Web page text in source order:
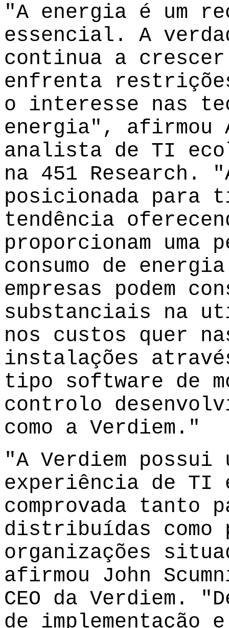
"A energia é um
essencial. A
continua a
enfrenta
o interesse nas
energia", afirmou
analista de TI
na 451 Research.
posicionada para
tendência
proporcionam
consumo de
empresas podem
substanciais na
nos custos quer
instalações
tipo software de
controlo
como a Verdiem ."
"A Verdiem possui
experiência de TI
comprovada tanto
distribuídas como
organizações
afirmou John
CEO da Verdiem .
de implementação